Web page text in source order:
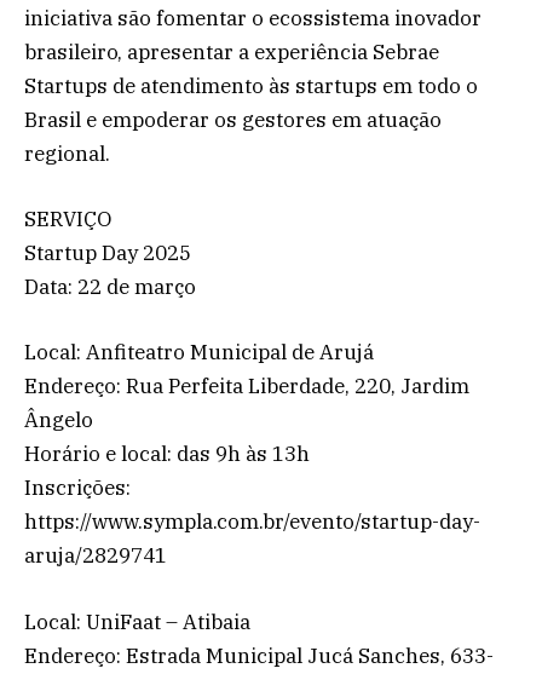
iniciativa são fomentar o ecossistema inovador
brasileiro, apresentar a experiência Sebrae
Startups de atendimento às startups em todo o
Brasil e empoderar os gestores em atuação
regional.
SERVIÇO
Startup Day 2025
Data: 22 de março
Local: Anfiteatro Municipal de Arujá
Endereço: Rua Perfeita Liberdade, 220, Jardim
Ângelo
Horário e local: das 9h às 13h
Inscrições:
https://www.sympla.com.br/evento/startup-day-
aruja/2829741
Local: UniFaat – Atibaia
Endereço: Estrada Municipal Jucá Sanches, 633-